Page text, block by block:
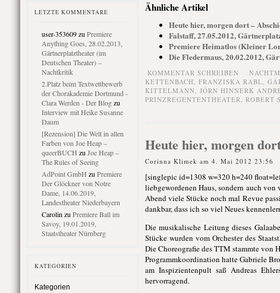
LETZTE KOMMENTARE
user-353609zu Premiere
Anything Goes, 28.02.2013,
Gärtnerplatztheater (im
Deutschen Theater) –
Nachtkritik
2.Platz beim Textwettbewerb
der Chorakademie Dortmund -
Clara Werden - Der Blogzu
Interview mit Heike Susanne
Daum
[Rezension] Die Welt in allen
Farben von Joe Heap –
queerBUCH zu Joe Heap –
The Rules of Seeing
AdPoint GmbH zu Premiere
Der Glöckner von Notre
Dame, 14.06.2019,
Landestheater Niederbayern
Carolin zu Premiere Ball im
Savoy, 19.01.2019,
Staatstheater Nürnberg
KATEGORIEN
Kategorien
Ähnliche Artikel
Heute hier, morgen dort –
Falstaff, 27.05.2012,
Premiere Heimatlos (Kleiner
Die Fledermaus, 20.02.2012,
KOMMENTAR SCHREIBEN
KETTENBACH, FRANZISKA RABL,
KITTELMANN, JÖRN HINNERK
PRINZREGENTENTHEATER, ROBERT
Heute hier, morgen
Corinna Klimek am 4. Mai 2012 23:56
[singlepic id=1308 w=320 h=240
liebgewordenen Haus, sondern auch
Abend viele Stücke noch mal Revue
dankbar, dass ich so viel Neues
Die musikalische Leitung dieses
Stücke wurden vom Orchester des
Die Choreografie des TTM stammte von
Programmkoordination hatte Gabriele
am Inspizientenpult saß Andreas
hervorragend.